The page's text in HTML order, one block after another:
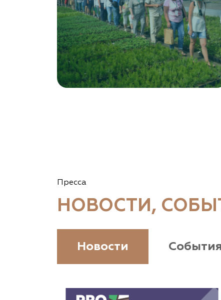
8 966 206 7222
www.art-green.ru
Garden Group, ООО «Девелопмент Груп»
Томская область, Томский р-н, посёлок
Ветеран-4, СНТ Снабженец
Гомельская область, Гомельский р-н, с/с
Ташкентская область, Зангиатинский р-н, ул.
Пресса
НОВОСТИ,
Новости События